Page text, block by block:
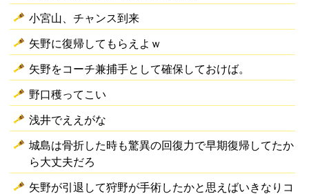
小宮山、チャンス到来
矢野に復帰してもらえよｗ
矢野をコーチ兼捕手として確保しておけば。
野口穫ってこい
浅井でええがな
城島は骨折した時も驚異の回復力で早期復帰してたか
ら大丈夫だろ
矢野が引退して狩野が手術したかと思えばいきなりコ